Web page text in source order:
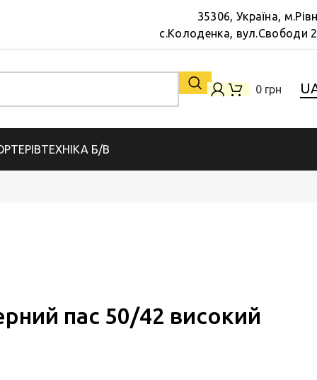
35306, Україна,
с.Колоденка, вул.Свободи
0 грн
ТЕХНІКА Б/В
пас 50/42 високий